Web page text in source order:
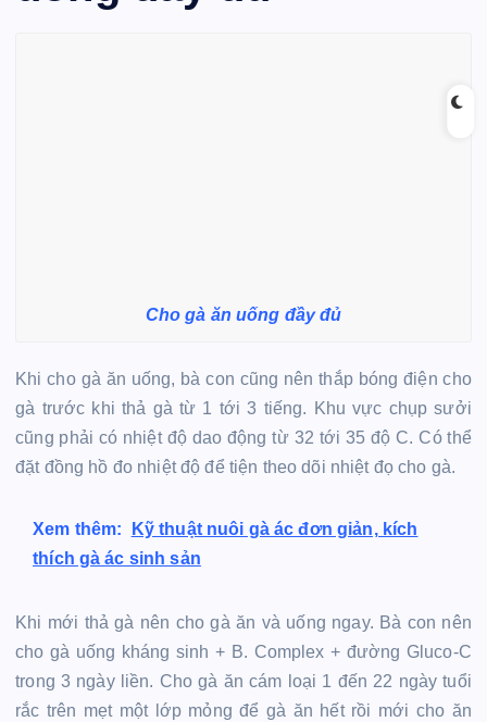
Cho gà ăn uống đầy đủ
Khi cho gà ăn uống, bà con cũng nên thắp bóng điện cho
gà trước khi thả gà từ 1 tới 3 tiếng. Khu vực chụp sưởi
cũng phải có nhiệt độ dao động từ 32 tới 35 độ C. Có thể
đặt đồng hồ đo nhiệt độ để tiện theo dõi nhiệt đọ cho gà.
Xem thêm:
Kỹ thuật nuôi gà ác đơn giản, kích
thích gà ác sinh sản
Khi mới thả gà nên cho gà ăn và uống ngay. Bà con nên
cho gà uống kháng sinh + B. Complex + đường Gluco-C
trong 3 ngày liền. Cho gà ăn cám loại 1 đến 22 ngày tuổi
rắc trên mẹt một lớp mỏng để gà ăn hết rồi mới cho ăn